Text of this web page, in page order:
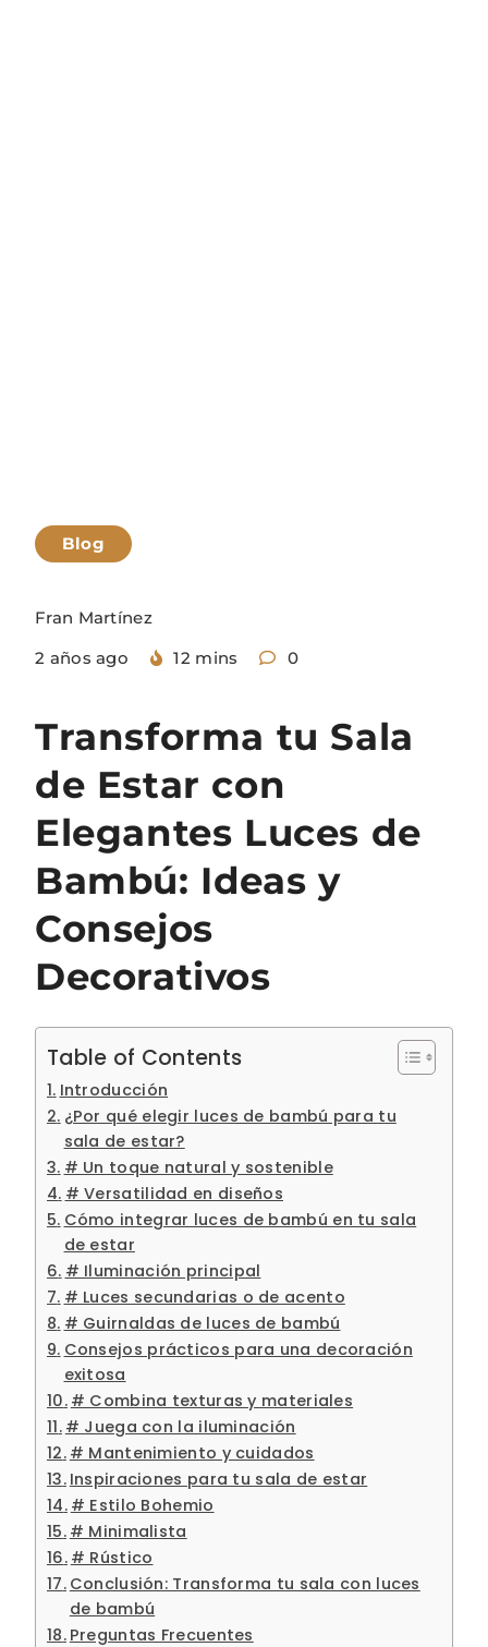
Blog
Fran Martínez
2 años ago
12 mins 0
Transforma tu Sala
de Estar con
Elegantes Luces de
Bambú: Ideas y
Consejos
Decorativos
Table of Contents
Introducción
¿Por qué elegir luces de bambú para tu
sala de estar?
# Un toque natural y sostenible
# Versatilidad en diseños
Cómo integrar luces de bambú en tu sala
de estar
# Iluminación principal
# Luces secundarias o de acento
# Guirnaldas de luces de bambú
Consejos prácticos para una decoración
exitosa
# Combina texturas y materiales
# Juega con la iluminación
# Mantenimiento y cuidados
Inspiraciones para tu sala de estar
# Estilo Bohemio
# Minimalista
# Rústico
Conclusión: Transforma tu sala con luces
de bambú
Preguntas Frecuentes